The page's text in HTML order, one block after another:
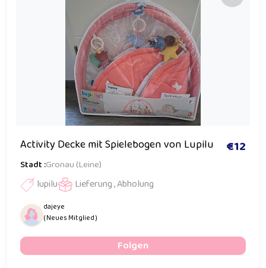
Activity Decke mit Spielebogen von Lupilu €12
Stadt :Gronau (Leine)
lupilu Lieferung , Abholung
dajeye
( Neues Mitglied )
Folgen